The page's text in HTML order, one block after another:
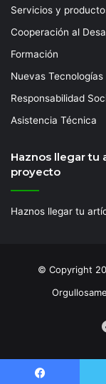
Servicios y
Cooperación al
Formación
Nuevas Tecnologías
Responsabilidad
Asistencia Técnica
Haznos llegar tu
proyecto
Haznos llegar tu
© Copyright